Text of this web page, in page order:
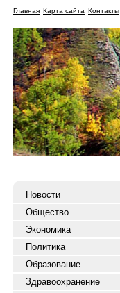
Главная Карта сайта Контакты
Новости
Общество
Экономика
Политика
Образование
Здравоохранение